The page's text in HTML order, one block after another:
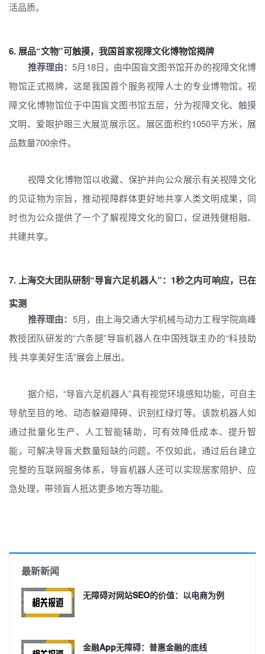
活品质。
6. 展品“文物”可触摸，我国首家视障文化博物馆揭牌
推荐理由：5月18日，由中国盲文图书馆开办的视障文化博
物馆正式揭牌，这是我国首个服务视障人士的专业博物馆。视
障文化博物馆位于中国盲文图书馆五层，分为视障文化、触摸
文明、爱眼护眼三大展览展示区。展区面积约1050平方米，展
品数量700余件。
视障文化博物馆以收藏、保护并向公众展示有关视障文化
的见证物为宗旨，推动视障群体更好地共享人类文明成果，同
时也为公众提供了一个了解视障文化的窗口，促进残健相融、
共建共享。
7.上海交大团队研制“导盲六足机器人”：1秒之内可响应，已在
实测
推荐理由： 5月，由上海交通大学机械与动力工程学院高峰
教授团队研发的“六条腿”导盲机器人在中国残联主办的“科技助
残·共享美好生活”展会上展出。
据介绍，“导盲六足机器人”具有视觉环境感知功能，可自主
导航至目的地、动态躲避障碍、识别红绿灯等。该款机器人如
通过批量化生产、人工智能辅助，可有效降低成本、提升智
能，可解决导盲犬数量短缺的问题。不仅如此，通过后台建立
完整的互联网服务体系，导盲机器人还可以实现居家陪护、应
急处理，带领盲人抵达更多地方等功能。
最新新闻
无障碍对网站SEO的价值：以电商为例
金融App无障碍：普惠金融的底线